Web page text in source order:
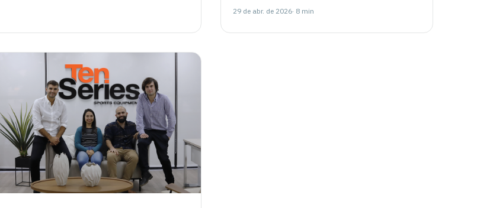
29 de abr. de 2026· 8 min